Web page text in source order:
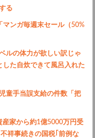
る
ンガ毎週末セール（50%
ルの体力が欲しい訳じゃ
た自炊できて風呂入れた
童手当誤支給の件数「把
産家から約1億5000万円受
祥事続きの国税｢前例な